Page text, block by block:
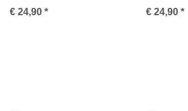
poliert . M01692
€ 24,90 *
plated
€ 24,90 *